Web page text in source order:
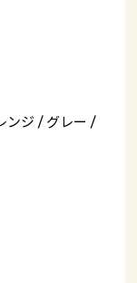
ンジ / グレー /